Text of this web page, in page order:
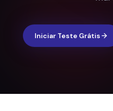
Iniciar Teste Grátis